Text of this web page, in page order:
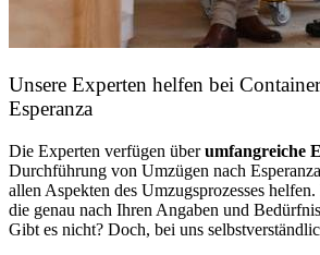
Unsere Experten helfen bei
Esperanza
Die Experten verfügen überumfangreiche
Durchführung von Umzügen nach
allen Aspekten des Umzugsprozesses helfen.
die genau nach Ihren Angaben und
Gibt es nicht? Doch, bei uns